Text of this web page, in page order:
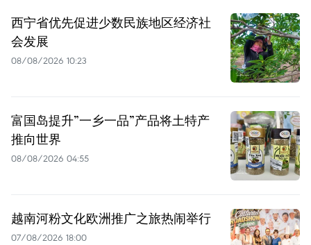
西宁省优先促进少数民族地区经济社
会发展
08/08/2026 10:23
富国岛提升”一乡一品”产品将土特产
推向世界
08/08/2026 04:55
越南河粉文化欧洲推广之旅热闹举行
07/08/2026 18:00